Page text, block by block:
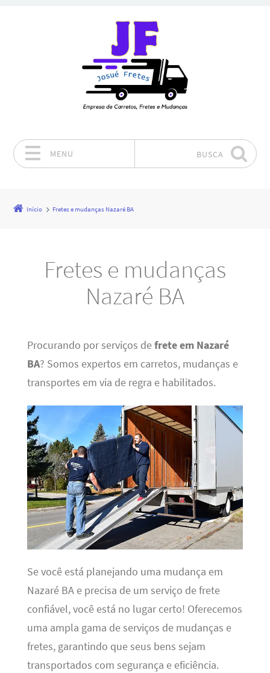
MENU BUSCA
Início Fretes e mudanças Nazaré BA
Fretes e mudanças
Nazaré BA
Procurando por serviços defrete em Nazaré
BA? Somos expertos em carretos, mudanças e
transportes em via de regra e habilitados.
Se você está planejando uma mudança em
Nazaré BA e precisa de um serviço de frete
confiável, você está no lugar certo! Oferecemos
uma ampla gama de serviços de mudanças e
fretes, garantindo que seus bens sejam
transportados com segurança e eficiência.